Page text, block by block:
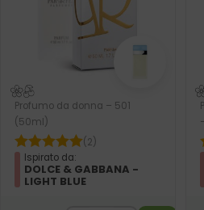
Profumo da donna – 501
(50ml)
(2)
Ispirato da:
DOLCE & GABBANA -
LIGHT BLUE